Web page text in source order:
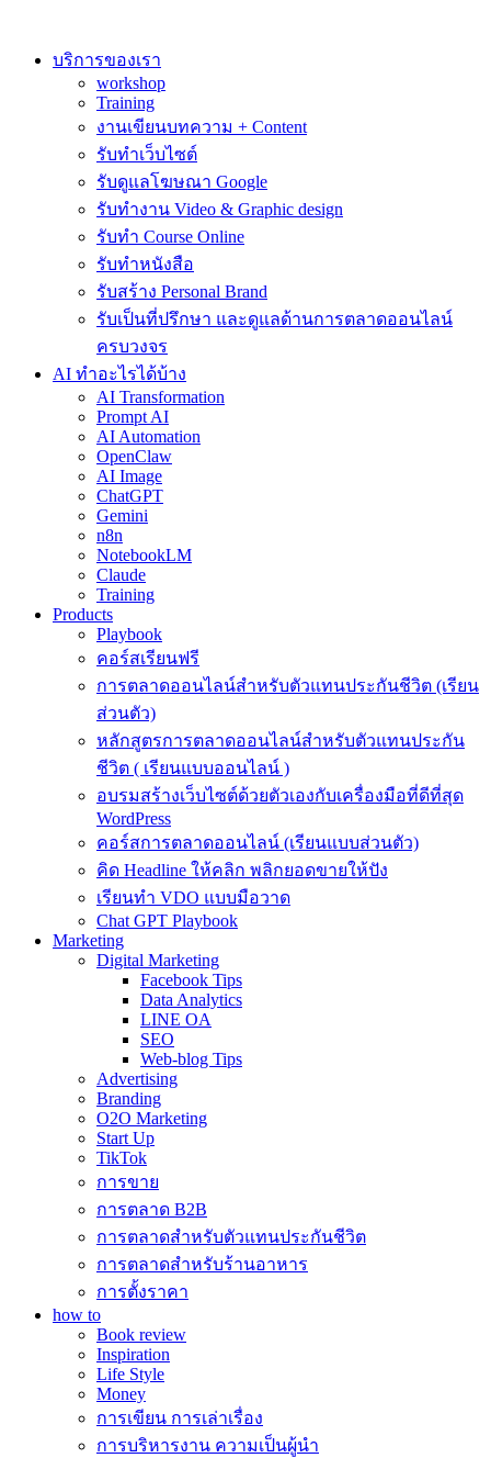
contentบริการของเรา
workshop
Training
งานเขียนบทความ + Content
รับทำเว็บไซต์
รับดูแลโฆษณา Google
รับทำงาน Video & Graphic design
รับทำ Course Online
รับทำหนังสือ
รับสร้าง Personal Brand
รับเป็นที่ปรึกษา และดูแลด้านการตลาดออนไลน์
ครบวงจร
AI ทำอะไรได้บ้าง
AI Transformation
Prompt AI
AI Automation
OpenClaw
AI Image
ChatGPT
Gemini
n8n
NotebookLM
Claude
Training
Products
Playbook
คอร์สเรียนฟรี
การตลาดออนไลน์สำหรับตัวแทนประกันชีวิต (เรียน
ส่วนตัว)
หลักสูตรการตลาดออนไลน์สำหรับตัวแทนประกัน
ชีวิต ( เรียนแบบออนไลน์ )
อบรมสร้างเว็บไซต์ด้วยตัวเองกับเครื่องมือที่ดีที่สุด
WordPress
คอร์สการตลาดออนไลน์ (เรียนแบบส่วนตัว)
คิด Headline ให้คลิก พลิกยอดขายให้ปัง
เรียนทำ VDO แบบมือวาด
Chat GPT Playbook
Marketing
Digital Marketing
Facebook Tips
Data Analytics
LINE OA
SEO
Web-blog Tips
Advertising
Branding
O2O Marketing
Start Up
TikTok
การขาย
การตลาด B2B
การตลาดสำหรับตัวแทนประกันชีวิต
การตลาดสำหรับร้านอาหาร
การตั้งราคา
how to
Book review
Inspiration
Life Style
Money
การเขียน การเล่าเรื่อง
การบริหารงาน ความเป็นผู้นำ